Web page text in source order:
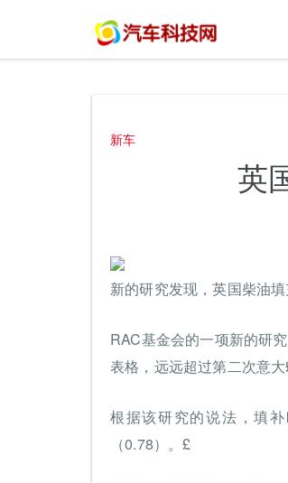
新车
英
新的研究发现，英国柴油
RAC基金会的一项新的研
表格，远远超过第二次意
根据该研究的说法，填
（0.78）。£